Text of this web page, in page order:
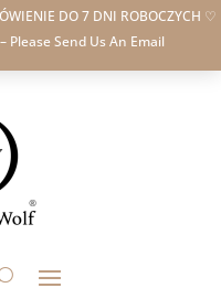
DO 7 DNI ROBOCZYCH ♡
Send Us An Email